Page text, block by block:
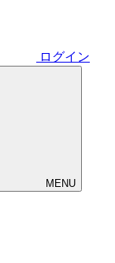
ログイン
MENU